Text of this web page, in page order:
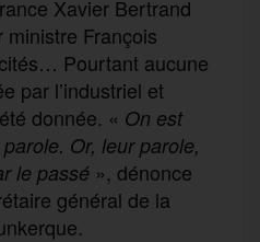
Xavier Bertrand
François
Pourtant aucune
par l’industriel et
donnée. « On est
Or, leur parole,
le passé », dénonce
général de la